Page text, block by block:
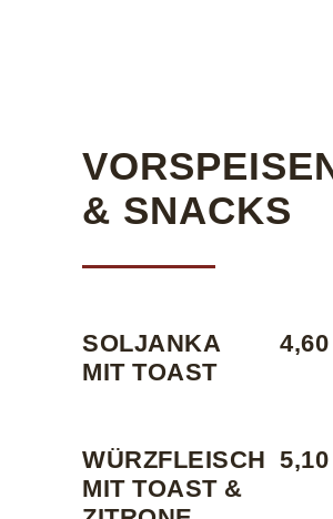
& SNACKS
SOLJANKA
MIT TOAST
WÜRZFLEISCH
MIT TOAST &